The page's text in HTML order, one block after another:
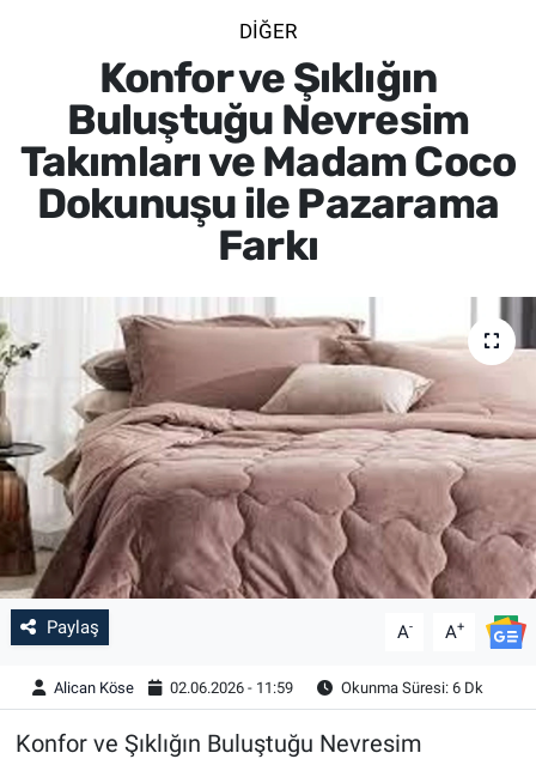
DIĞER
Konfor ve Şıklığın
Buluştuğu Nevresim
Takımları ve Madam Coco
Dokunuşu ile Pazarama
Farkı
Paylaş A- A+
Alican Köse 02.06.2026 - 11:59 Okunma Süresi: 6 Dk
Konfor ve Şıklığın Buluştuğu Nevresim
SPOR
SAĞLIK